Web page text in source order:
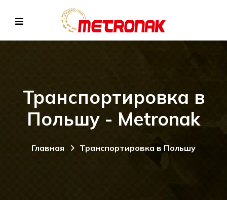
Транспортировка в
Польшу - Metronak
Главная Транспортировка в Польшу